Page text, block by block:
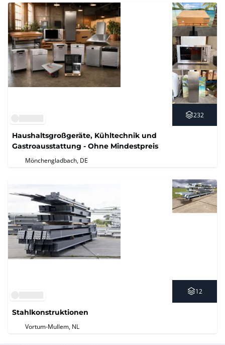
232
Haushaltsgroßgeräte, Kühltechnik und
Gastroausstattung - Ohne Mindestpreis
Mönchengladbach, DE
12
Stahlkonstruktionen
Vortum-Mullem, NL